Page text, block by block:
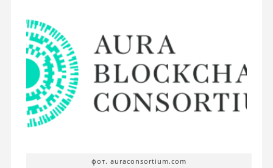
фот. auraconsortium.com